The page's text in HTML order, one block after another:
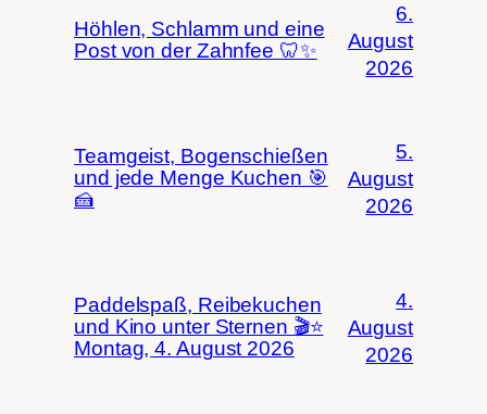
Höhlen, Schlamm und eine
Post von der Zahnfee 🦷✨
6.
August
2026
Teamgeist, Bogenschießen
und jede Menge Kuchen 🎯
🍰
5.
August
2026
Paddelspaß, Reibekuchen
und Kino unter Sternen 🎬⭐
Montag, 4. August 2026
4.
August
2026